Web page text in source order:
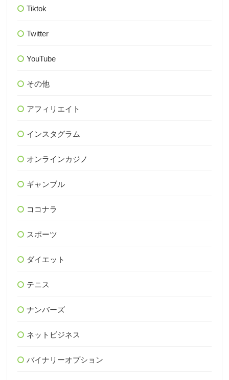
Tiktok
Twitter
YouTube
その他
アフィリエイト
インスタグラム
オンラインカジノ
ギャンブル
ココナラ
スポーツ
ダイエット
テニス
ナンバーズ
ネットビジネス
バイナリーオプション